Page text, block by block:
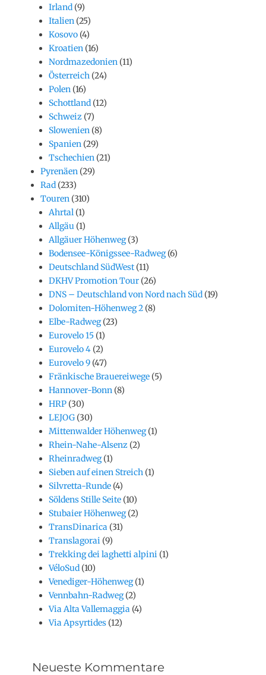
Irland (9)
Italien (25)
Kosovo (4)
Kroatien (16)
Nordmazedonien (11)
Österreich (24)
Polen (16)
Schottland (12)
Schweiz (7)
Slowenien (8)
Spanien (29)
Tschechien (21)
Pyrenäen (29)
Rad (233)
Touren (310)
Ahrtal (1)
Allgäu (1)
Allgäuer Höhenweg(3)
Bodensee-Königssee-Radweg(6)
Deutschland SüdWest(11)
DKHV Promotion Tour (26)
DNS – Deutschland von Nord nach Süd (19)
Dolomiten-Höhenweg 2 (8)
Elbe-Radweg(23)
Eurovelo 15 (1)
Eurovelo 4 (2)
Eurovelo 9 (47)
Fränkische Brauereiwege (5)
Hannover-Bonn (8)
HRP (30)
LEJOG (30)
Mittenwalder Höhenweg(1)
Rhein-Nahe-Alsenz (2)
Rheinradweg(1)
Sieben auf einen Streich (1)
Silvretta-Runde (4)
Söldens Stille Seite (10)
Stubaier Höhenweg(2)
TransDinarica (31)
Translagorai (9)
Trekking dei laghetti alpini (1)
VéloSud (10)
Venediger-Höhenweg(1)
Vennbahn-Radweg(2)
Via Alta Vallemaggia (4)
Via Apsyrtides (12)
Neueste Kommentare